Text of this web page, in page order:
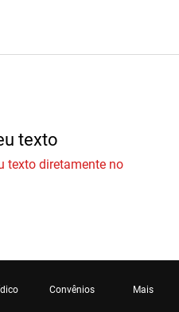
texto
texto diretamente no
Convênios Mais